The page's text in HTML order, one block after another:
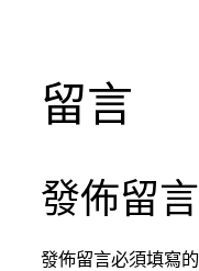
留言
發佈留言
發佈留言必須填寫